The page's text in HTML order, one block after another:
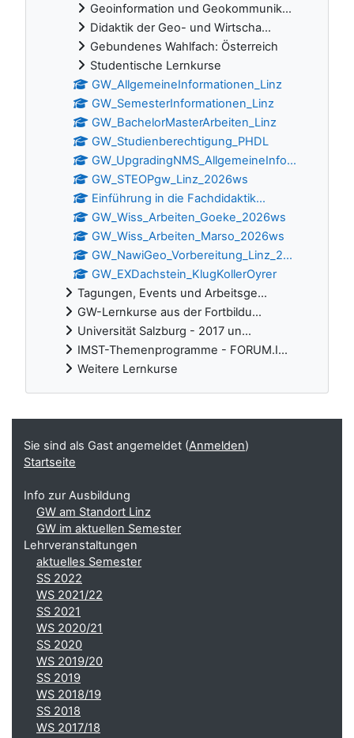
Geoinformation und Geokommunik...
Didaktik der Geo- und Wirtscha...
Gebundenes Wahlfach: Österreich
Studentische Lernkurse
GW_AllgemeineInformationen_Linz
GW_SemesterInformationen_Linz
GW_BachelorMasterArbeiten_Linz
GW_Studienberechtigung_PHDL
GW_UpgradingNMS_AllgemeineInfo...
GW_STEOPgw_Linz_2026ws
Einführung in die Fachdidaktik...
GW_Wiss_Arbeiten_Goeke_2026ws
GW_Wiss_Arbeiten_Marso_2026ws
GW_NawiGeo_Vorbereitung_Linz_2...
GW_EXDachstein_KlugKollerOyrer
Tagungen, Events und Arbeitsge...
GW-Lernkurse aus der Fortbildu...
Universität Salzburg - 2017 un...
IMST-Themenprogramme - FORUM.I...
Weitere Lernkurse
Ergänzungsblöcke
Sie sind als Gast angemeldet (Anmelden)
Startseite
Info zur Ausbildung
GW am Standort Linz
GW im aktuellen Semester
Lehrveranstaltungen
aktuelles Semester
SS 2022
WS 2021/22
SS 2021
WS 2020/21
SS 2020
WS 2019/20
SS 2019
WS 2018/19
SS 2018
WS 2017/18